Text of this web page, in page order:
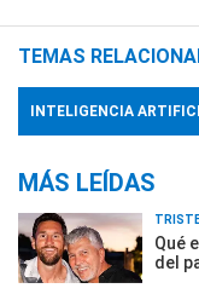
TEMAS
INTELIGENCIA
MÁS LEÍDAS
Qué
del